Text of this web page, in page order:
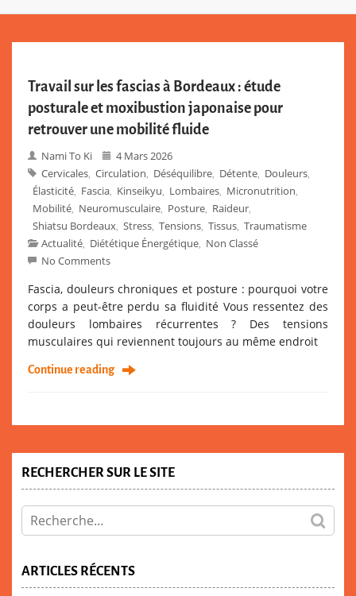
Travail sur les fascias à Bordeaux : étude
posturale et moxibustion japonaise pour
retrouver une mobilité fluide
Nami To Ki
4 Mars 2026
Cervicales Circulation Déséquilibre Détente Douleurs
Élasticité Fascia Kinseikyu Lombaires Micronutrition
Mobilité Neuromusculaire Posture Raideur
Shiatsu Bordeaux Stress Tensions Tissus Traumatisme
Actualité Diététique Énergétique Non Classé
No Comments
Fascia, douleurs chroniques et posture : pourquoi votre
corps a peut-être perdu sa fluidité Vous ressentez des
douleurs lombaires récurrentes ? Des tensions
musculaires qui reviennent toujours au même endroit
Continue reading
RECHERCHER SUR LE SITE
ARTICLES RÉCENTS